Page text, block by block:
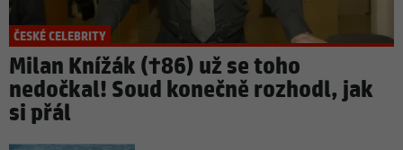
ČESKÉ CELEBRITY
Milan Knížák (†86) už se toho
nedočkal! Soud konečně rozhodl, jak
si přál